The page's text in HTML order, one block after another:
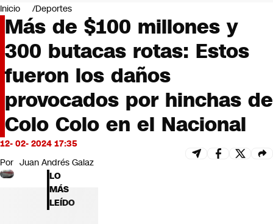
Negocios
Deportes
Programas completos
Cultura
Servicios
Bits
CNN tiempo
Futuro 360
Opinión
Inicio Deportes
Más de $100 millones y
300 butacas rotas: Estos
fueron los daños
provocados por hinchas de
Colo Colo en el Nacional
12- 02- 2024 17:35
Por Juan Andrés Galaz
LO
MÁS
LEÍDO